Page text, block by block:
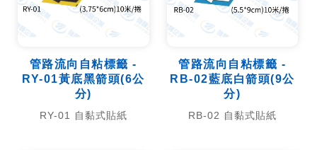
管路流向自粘標籤 -
RY-01黃底黑箭頭(6公
分)
RY-01 自黏式貼紙
管路流向自粘標籤 -
RB-02藍底白箭頭(9公
分)
RB-02 自黏式貼紙